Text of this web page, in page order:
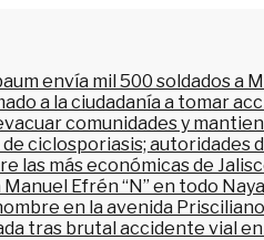
envía mil 500 soldados a
a la ciudadanía a tomar
comunidades y
ciclosporiasis; autoridades
las más económicas de
Efrén “N” en todo
en la avenida
tras brutal accidente vial